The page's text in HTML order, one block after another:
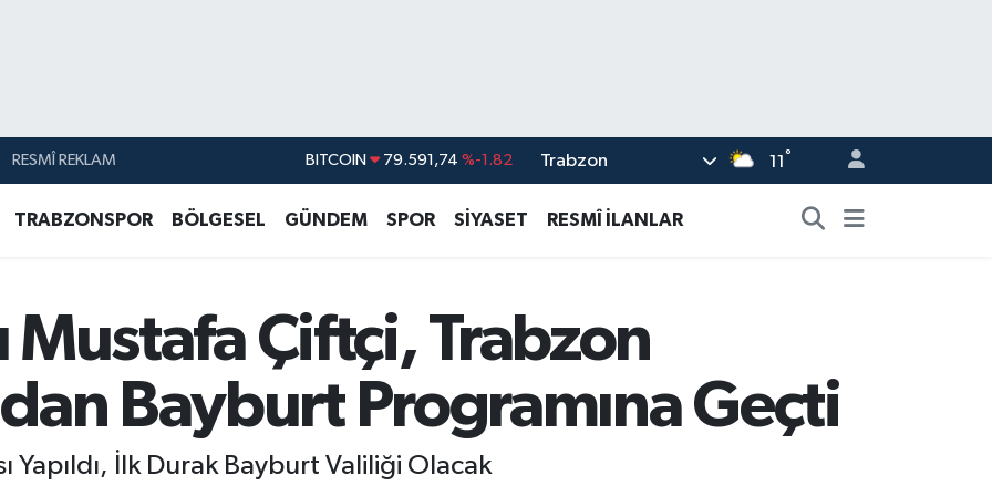
RESMÎ REKLAM DOLAR 45,43620 %0.02
BİST100 14.598,00
BITCOIN 79.591,74 %-1.82
Trabzon 11 °
TRABZONSPOR BÖLGESEL GÜNDEM SPOR SİYASET RESMÎ İLANLAR
Mustafa Çiftçi, Trabzon
Bayburt Programına Geçti
Yapıldı, İlk Durak Bayburt Valiliği Olacak